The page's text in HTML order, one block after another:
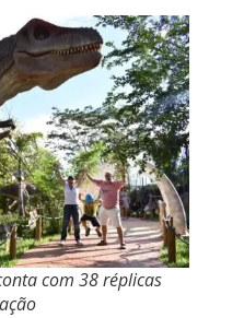
com 38 réplicas